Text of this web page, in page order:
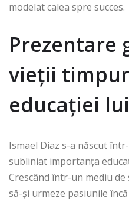
modelat calea spre succes.
Prezentare
vieții
educației
Ismael Díaz s-a născut
subliniat importanța
Crescând într-un mediu
să-și urmeze pasiunile